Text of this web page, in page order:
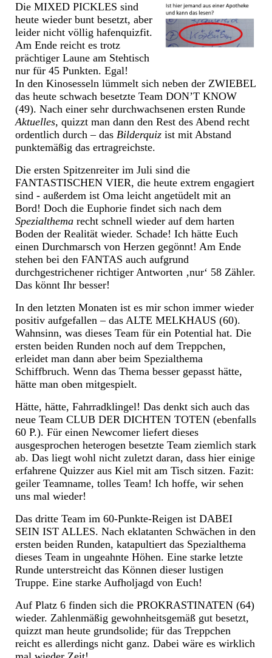
Die MIXED PICKLES sind
heute wieder bunt besetzt, aber
leider nicht völlig hafenquizfit.
Am Ende reicht es trotz
prächtiger Laune am Stehtisch
nur für 45 Punkten. Egal!
In den Kinosesseln lümmelt sich neben der ZWIEBEL
das heute schwach besetzte Team DON’T KNOW
(49). Nach einer sehr durchwachsenen ersten Runde
Aktuelles, quizzt man dann den Rest des Abend recht
ordentlich durch – das Bilderquiz ist mit Abstand
punktemäßig das ertragreichste.
Die ersten Spitzenreiter im Juli sind die
FANTASTISCHEN VIER, die heute extrem engagiert
sind - außerdem ist Oma leicht angetüdelt mit an
Bord! Doch die Euphorie findet sich nach dem
Spezialthema recht schnell wieder auf dem harten
Boden der Realität wieder. Schade! Ich hätte Euch
einen Durchmarsch von Herzen gegönnt! Am Ende
stehen bei den FANTAS auch aufgrund
durchgestrichener richtiger Antworten ‚nur‘ 58 Zähler.
Das könnt Ihr besser!
In den letzten Monaten ist es mir schon immer wieder
positiv aufgefallen – das ALTE MELKHAUS (60).
Wahnsinn, was dieses Team für ein Potential hat. Die
ersten beiden Runden noch auf dem Treppchen,
erleidet man dann aber beim Spezialthema
Schiffbruch. Wenn das Thema besser gepasst hätte,
hätte man oben mitgespielt.
Hätte, hätte, Fahrradklingel! Das denkt sich auch das
neue Team CLUB DER DICHTEN TOTEN (ebenfalls
60 P.). Für einen Newcomer liefert dieses
ausgesprochen heterogen besetzte Team ziemlich stark
ab. Das liegt wohl nicht zuletzt daran, dass hier einige
erfahrene Quizzer aus Kiel mit am Tisch sitzen. Fazit:
geiler Teamname, tolles Team! Ich hoffe, wir sehen
uns mal wieder!
Das dritte Team im 60-Punkte-Reigen ist DABEI
SEIN IST ALLES. Nach eklatanten Schwächen in den
ersten beiden Runden, katapultiert das Spezialthema
dieses Team in ungeahnte Höhen. Eine starke letzte
Runde unterstreicht das Können dieser lustigen
Truppe. Eine starke Aufholjagd von Euch!
Auf Platz 6 finden sich die PROKRASTINATEN (64)
wieder. Zahlenmäßig gewohnheitsgemäß gut besetzt,
quizzt man heute grundsolide; für das Treppchen
reicht es allerdings nicht ganz. Dabei wäre es wirklich